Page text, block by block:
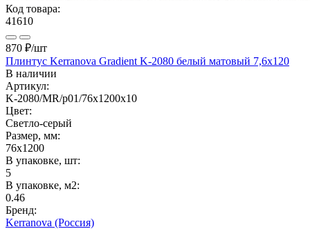
Код товара:
41610
870 ₽/шт
Плинтус Kerranova Gradient K-2080 белый матовый 7,6x120
В наличии
Артикул:
K-2080/MR/p01/76x1200x10
Цвет:
Светло-серый
Размер, мм:
76x1200
В упаковке, шт:
5
В упаковке, м2:
0.46
Бренд:
Kerranova (Россия)